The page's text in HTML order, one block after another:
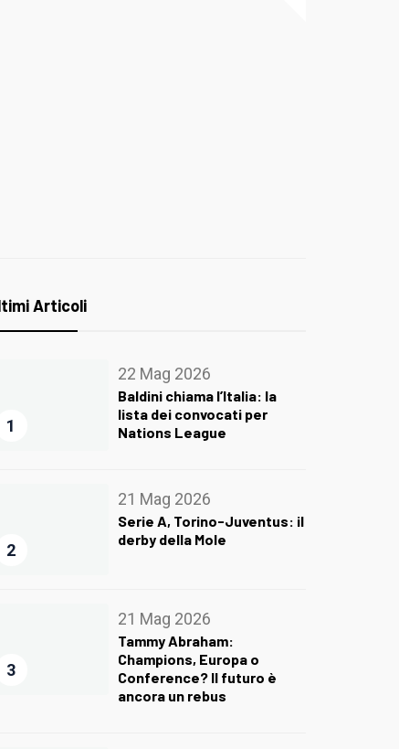
Articoli
1
22 Mag 2026
Baldini chiama l’Italia: la
lista dei convocati per
Nations League
2
21 Mag 2026
Serie A, Torino-Juventus: il
derby della Mole
3
21 Mag 2026
Tammy Abraham:
Champions, Europa o
Conference? Il futuro è
ancora un rebus